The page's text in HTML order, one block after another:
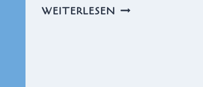
WEITERLESEN FASNETS-